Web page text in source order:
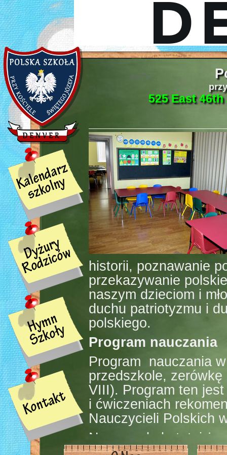
525 East 46th
historii, poznawanie
przekazywanie
naszym dzieciom i
duchu patriotyzmu i
polskiego.
Program nauczania
Program nauczania
przedszkole,
VIII). Program ten
i ćwiczeniach
Nauczycieli Polskich
Nasza szkoła tętni
mszy świętej od